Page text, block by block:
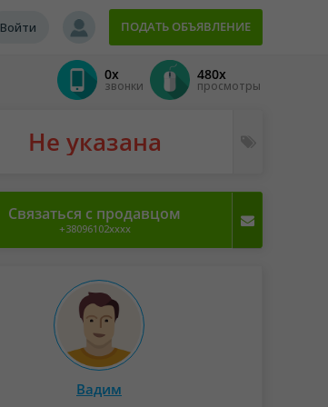
ПОДАТЬ ОБЪЯВЛЕНИЕ
Войти
0x
звонки
480x
просмотры
Не указана
Связаться с продавцом
+38096102xxxx
Вадим